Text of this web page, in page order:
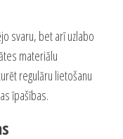
svaru, bet arī uzlabo
materiālu
regulāru lietošanu
īpašības.